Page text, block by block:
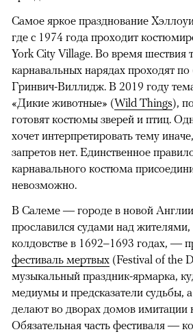
Самое яркое празднование
где с 1974 года проходит
York City Village. Во время шествия
карнавальных нарядах проходят
Гринвич-Виллидж. В 2019 году
«Дикие животные» (Wild Things),
готовят костюмы зверей и птиц.
хочет интерпретировать тему
запретов нет. Единственное
карнавального костюма
невозможно.
В Салеме — городе в новой
прославился судами над
колдовстве в 1692–1693 годах, —
фестиваль мертвых (Festival of the
музыкальный праздник-ярмарка,
медиумы и предсказатели судьбы,
делают во дворах домов имитации
Обязательная часть фестиваля —